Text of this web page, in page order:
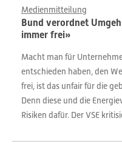
Medienmitteilung
Bund verordnet
immer frei»
Macht man für
entschieden haben, den
frei, ist das unfair für die
Denn diese und die
Risiken dafür. Der VSE